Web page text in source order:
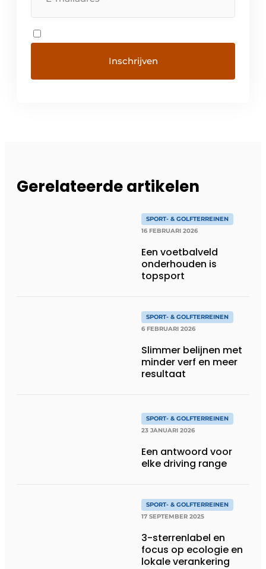
Gerelateerde artikelen
SPORT- & GOLFTERREINEN
16 FEBRUARI 2026
Een voetbalveld
onderhouden is
topsport
SPORT- & GOLFTERREINEN
6 FEBRUARI 2026
Slimmer belijnen met
minder verf en meer
resultaat
SPORT- & GOLFTERREINEN
23 JANUARI 2026
Een antwoord voor
elke driving range
SPORT- & GOLFTERREINEN
17 SEPTEMBER 2025
3-sterrenlabel en
focus op ecologie en
lokale verankering